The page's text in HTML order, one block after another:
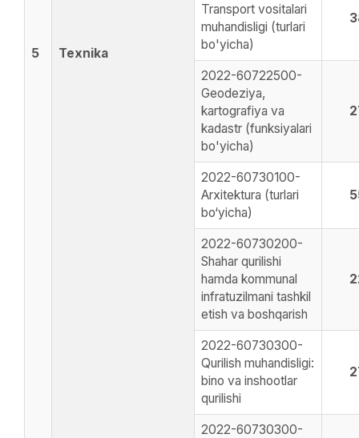
5 Texnika
Transport vositalari
muhandisligi (turlari
bo'yicha)
2022-60722500-
Geodeziya,
kartografiya va
kadastr (funksiyalari
bo'yicha)
2022-60730100-
Arxitektura (turlari
bo‘yicha)
2022-60730200-
Shahar qurilishi
hamda kommunal
infratuzilmani tashkil
etish va boshqarish
2022-60730300-
Qurilish muhandisligi:
bino va inshootlar
qurilishi
2022-60730300-